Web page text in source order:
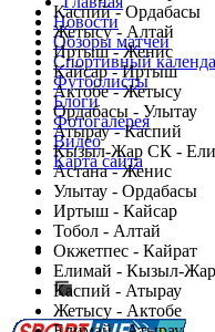
Каспий - Ордабасы
Жетысу - Алтай
Иртыш - Женис
Кайсар - Иртыш
Актобе - Жетысу
Ордабасы - Улытау
Атырау - Каспий
Кызыл-Жар СК -
Астана - Женис
Улытау - Ордабасы
Иртыш - Кайсар
Тобол - Алтай
Окжетпес - Кайрат
Елимай - Кызыл-
Каспий - Атырау
Жетысу - Актобе
Новости
Обзоры матчей
Спортивный
Футболисты
Блоги
Фотогалерея
Видео
Карта сайта
Есть идея?
Сообщить о
Перейти на